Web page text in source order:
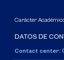
Carácter
DATOS DE
Contact center: